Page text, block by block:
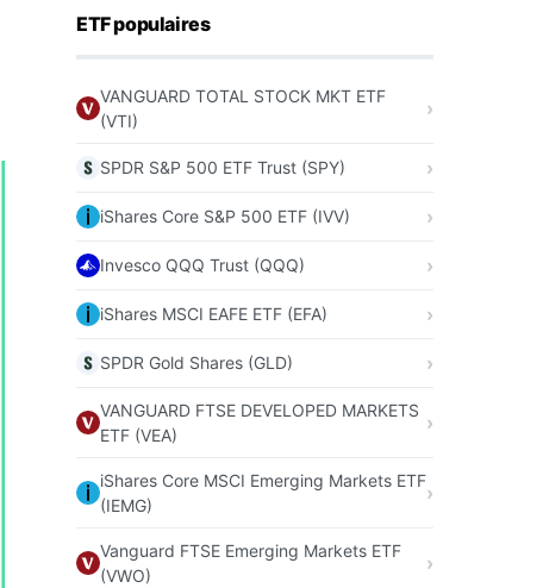
ETF populaires
VANGUARD TOTAL STOCK MKT ETF
(VTI)
SPDR S&P 500 ETF Trust (SPY)
iShares Core S&P 500 ETF (IVV)
Invesco QQQ Trust (QQQ)
iShares MSCI EAFE ETF (EFA)
SPDR Gold Shares (GLD)
VANGUARD FTSE DEVELOPED MARKETS
ETF (VEA)
iShares Core MSCI Emerging Markets ETF
(IEMG)
Vanguard FTSE Emerging Markets ETF
(VWO)